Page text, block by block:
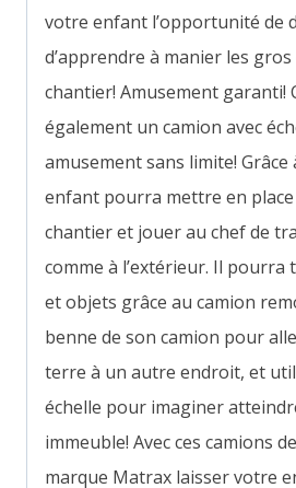
votre enfant l’opportunité de
d’apprendre à manier les
chantier! Amusement garanti!
également un camion avec
amusement sans limite!
enfant pourra mettre en
chantier et jouer au chef de
comme à l’extérieur. Il pourra
et objets grâce au camion
benne de son camion pour
terre à un autre endroit, et
échelle pour imaginer
immeuble! Avec ces camions
marque Matrax laisser votre